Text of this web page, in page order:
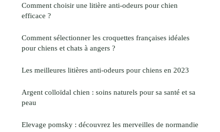
Comment choisir une litière anti-odeurs pour chien
efficace ?
Comment sélectionner les croquettes françaises idéales
pour chiens et chats à angers ?
Les meilleures litières anti-odeurs pour chiens en 2023
Argent colloïdal chien : soins naturels pour sa santé et sa
peau
Elevage pomsky : découvrez les merveilles de normandie